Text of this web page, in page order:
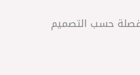
حسب التصميم